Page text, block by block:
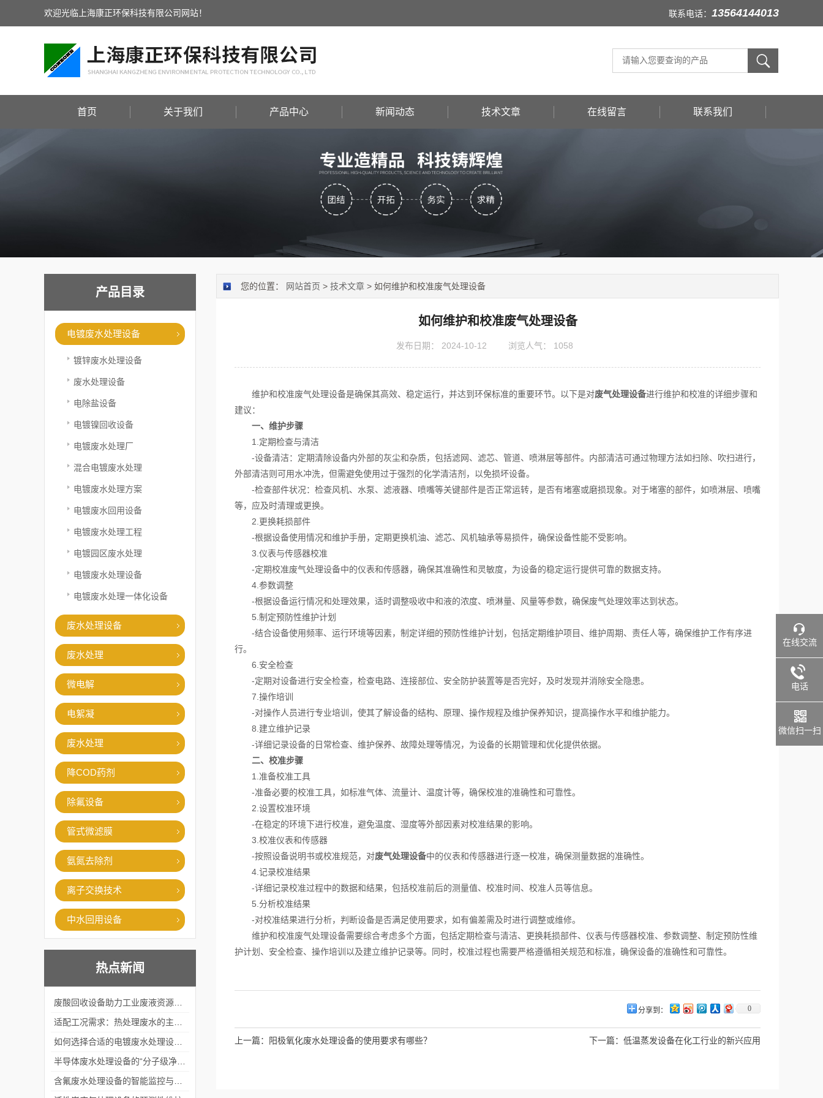
欢迎光临上海康正环保科技有限公司网站！ 联系电话： 13564144013
首页 关于我们 产品中心 新闻动态 技术文章 在线留言 联系我们
产品目录
电镀废水处理设备
镀锌废水处理设备
废水处理设备
电除盐设备
电镀镍回收设备
电镀废水处理厂
混合电镀废水处理
电镀废水处理方案
电镀废水回用设备
电镀废水处理工程
电镀园区废水处理
电镀废水处理设备
电镀废水处理一体化设备
废水处理设备
废水处理
微电解
电絮凝
废水处理
降COD药剂
除氟设备
管式微滤膜
氨氮去除剂
离子交换技术
中水回用设备
热点新闻
您的位置： 网站首页 > 技术文章 > 如何维护和校准废气处理设备
如何维护和校准废气处理设备
发布日期： 2024-10-12 浏览人气： 1058
维护和校准废气处理设备是确保其高效、稳定运行，并达到环保标准的重要环节。以下是对废气处理设备进行维护和校准的详细步骤和
建议：
一、维护步骤
1.定期检查与清洁
-设备清洁：定期清除设备内外部的灰尘和杂质，包括滤网、滤芯、管道、喷淋层等部件。内部清洁可通过物理方法如扫除、吹扫进行，
外部清洁则可用水冲洗，但需避免使用过于强烈的化学清洁剂，以免损坏设备。
-检查部件状况：检查风机、水泵、滤液器、喷嘴等关键部件是否正常运转，是否有堵塞或磨损现象。对于堵塞的部件，如喷淋层、喷嘴
等，应及时清理或更换。
2.更换耗损部件
-根据设备使用情况和维护手册，定期更换机油、滤芯、风机轴承等易损件，确保设备性能不受影响。
3.仪表与传感器校准
-定期校准废气处理设备中的仪表和传感器，确保其准确性和灵敏度，为设备的稳定运行提供可靠的数据支持。
4.参数调整
-根据设备运行情况和处理效果，适时调整吸收中和液的浓度、喷淋量、风量等参数，确保废气处理效率达到状态。
5.制定预防性维护计划
-结合设备使用频率、运行环境等因素，制定详细的预防性维护计划，包括定期维护项目、维护周期、责任人等，确保维护工作有序进
行。
6.安全检查
-定期对设备进行安全检查，检查电路、连接部位、安全防护装置等是否完好，及时发现并消除安全隐患。
7.操作培训
-对操作人员进行专业培训，使其了解设备的结构、原理、操作规程及维护保养知识，提高操作水平和维护能力。
8.建立维护记录
-详细记录设备的日常检查、维护保养、故障处理等情况，为设备的长期管理和优化提供依据。
二、校准步骤
1.准备校准工具
-准备必要的校准工具，如标准气体、流量计、温度计等，确保校准的准确性和可靠性。
2.设置校准环境
-在稳定的环境下进行校准，避免温度、湿度等外部因素对校准结果的影响。
3.校准仪表和传感器
-按照设备说明书或校准规范，对废气处理设备中的仪表和传感器进行逐一校准，确保测量数据的准确性。
4.记录校准结果
-详细记录校准过程中的数据和结果，包括校准前后的测量值、校准时间、校准人员等信息。
5.分析校准结果
-对校准结果进行分析，判断设备是否满足使用要求，如有偏差需及时进行调整或维修。
维护和校准废气处理设备需要综合考虑多个方面，包括定期检查与清洁、更换耗损部件、仪表与传感器校准、参数调整、制定预防性维
护计划、安全检查、操作培训以及建立维护记录等。同时，校准过程也需要严格遵循相关规范和标准，确保设备的准确性和可靠性。
分享到： 0
上一篇： 阳极氧化废水处理设备的使用要求有哪些？ 下一篇： 低温蒸发设备在化工行业的新兴应用
在线交流
电话
微信扫一扫